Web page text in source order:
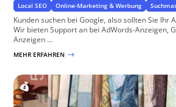
Local SEO Online-Marketing & Werbung
Kunden suchen bei Google, also sollten Sie Ihr
Wir bieten Support an bei AdWords-Anzeigen,
Anzeigen ...
MEHR ERFAHREN $